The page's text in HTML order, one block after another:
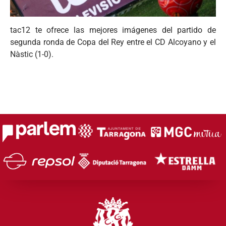
tac12 te ofrece las mejores imágenes del partido de
segunda ronda de Copa del Rey entre el CD Alcoyano y el
Nàstic (1-0).